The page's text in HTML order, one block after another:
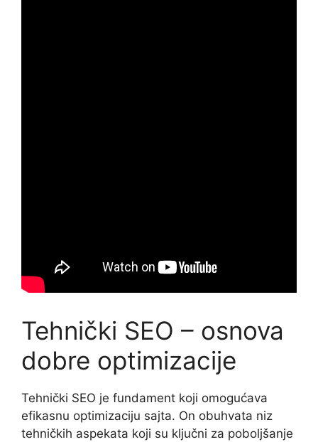
Tehnički SEO – osnova
dobre optimizacije
Tehnički SEO je fundament koji omogućava
efikasnu optimizaciju sajta. On obuhvata niz
tehničkih aspekata koji su ključni za poboljšanje